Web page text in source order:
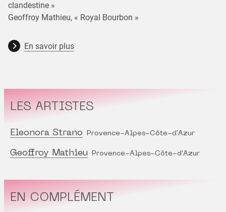
clandestine »
Geoffroy Mathieu, « Royal Bourbon »
En savoir plus
LES ARTISTES
Eleonora Strano Provence-Alpes-Côte-d'Azur
Geoffroy Mathieu Provence-Alpes-Côte-d'Azur
EN COMPLÉMENT